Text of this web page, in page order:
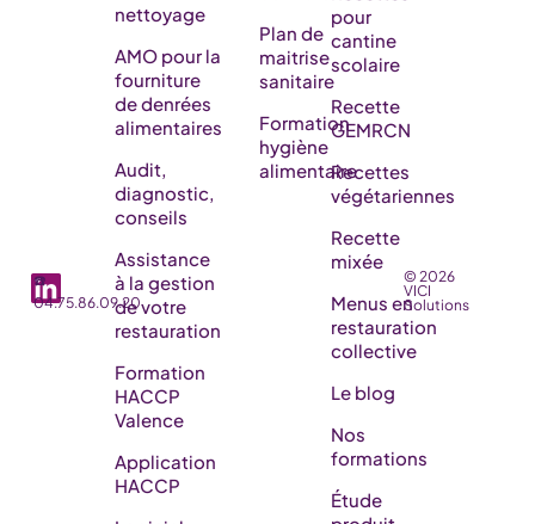
☎️
04.75.86.09.20
nettoyage
AMO pour la
fourniture
de denrées
alimentaires
Audit,
diagnostic,
conseils
Assistance
à la gestion
de votre
restauration
Formation
HACCP
Valence
Application
HACCP
Plan de
maitrise
sanitaire
Formation
hygiène
alimentaire
pour
cantine
scolaire
Recette
GEMRCN
Recettes
végétariennes
Recette
mixée
Menus en
restauration
collective
Le blog
Nos
formations
Étude
© 2026
VICI
Solutions